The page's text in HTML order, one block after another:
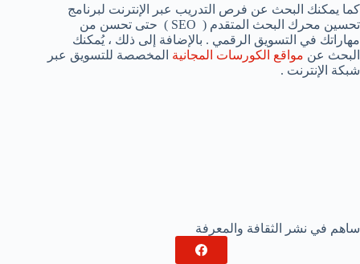
كما يمكنك البحث عن فرص التدريب عبر الإنترنت لبرنامج
تحسين محرك البحث المتقدم ( SEO ) حتى تحسن من
مهاراتك في التسويق الرقمي . بالإضافة إلى ذلك ، يُمكنك
البحث عن مواقع الكورسات المجانية المخصصة للتسويق عبر
شبكة الإنترنت .
ساهم في نشر الثقافة والمعرفة